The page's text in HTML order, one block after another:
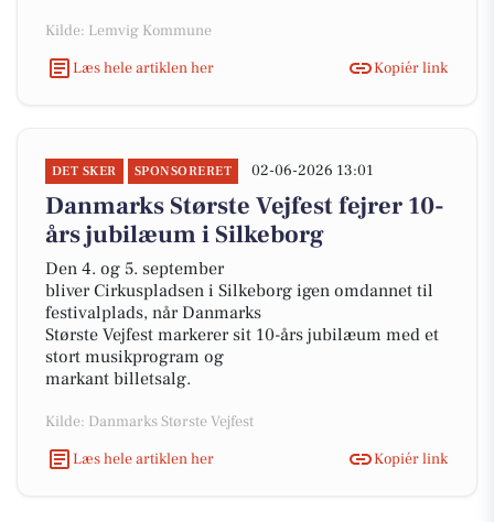
Kilde: Lemvig Kommune
Læs hele artiklen her
Kopiér link
DET SKER SPONSORERET 02-06-2026 13:01
Danmarks Største Vejfest fejrer 10-
års jubilæum i Silkeborg
Den 4. og 5. september
bliver Cirkuspladsen i Silkeborg igen omdannet til
festivalplads, når Danmarks
Største Vejfest markerer sit 10-års jubilæum med et
stort musikprogram og
markant billetsalg.
Kilde: Danmarks Største Vejfest
Læs hele artiklen her
Kopiér link